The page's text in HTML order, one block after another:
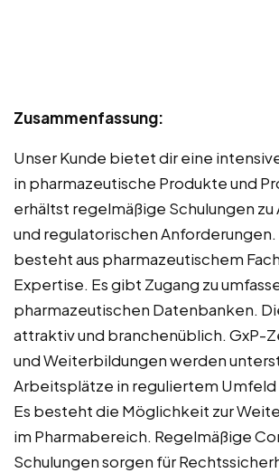
Zusammenfassung:
Unser Kunde bietet dir eine
in pharmazeutische Produkte und
erhältst regelmäßige Schulungen
und regulatorischen Anforderungen.
besteht aus pharmazeutischem
Expertise. Es gibt Zugang zu
pharmazeutischen Datenbanken.
attraktiv und branchenüblich. GxP-
und Weiterbildungen werden
Arbeitsplätze in reguliertem
Es besteht die Möglichkeit zur
im Pharmabereich. Regelmäßige
Schulungen sorgen für